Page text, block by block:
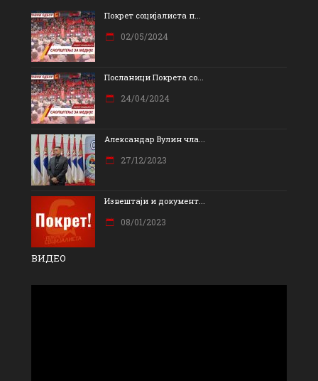
Покрет социјалиста п...
02/05/2024
Посланици Покрета со...
24/04/2024
Александар Вулин чла...
27/12/2023
Извештаји и документ...
08/01/2023
ВИДЕО